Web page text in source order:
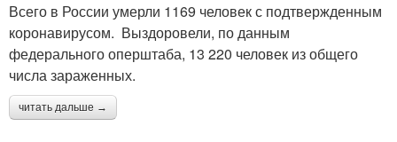
Всего в России умерли 1169 человек с подтвержденным
коронавирусом. Выздоровели, по данным
федерального оперштаба, 13 220 человек из общего
числа зараженных.
читать дальше →